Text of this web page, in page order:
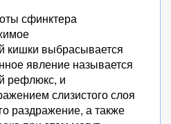
сфинктера
кишки выбрасывается
явление называется
рефлюкс, и
слизистого слоя
раздражение, а также